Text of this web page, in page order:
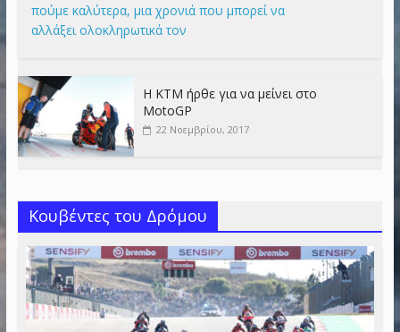
πούμε καλύτερα, μια χρονιά που μπορεί να
αλλάξει ολοκληρωτικά τον
Η KTM ήρθε για να μείνει στο
MotoGP
22 Νοεμβρίου, 2017
Κουβέντες του Δρόμου